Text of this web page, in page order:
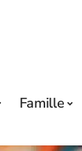
Famille